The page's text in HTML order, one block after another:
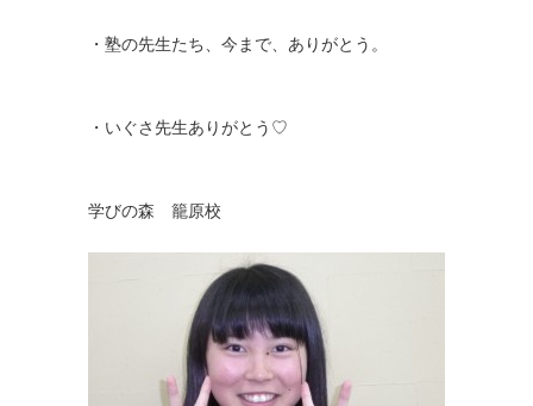
・塾の先生たち、今まで、ありがとう。
・いぐさ先生ありがとう♡
学びの森 籠原校